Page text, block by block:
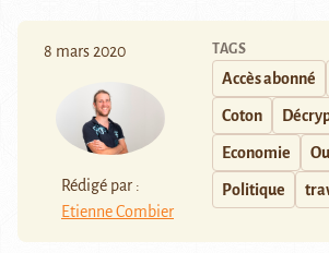
8 mars 2020
Rédigé par :
Etienne Combier
TAGS
Accès abonné
Coton
Economie
Politique